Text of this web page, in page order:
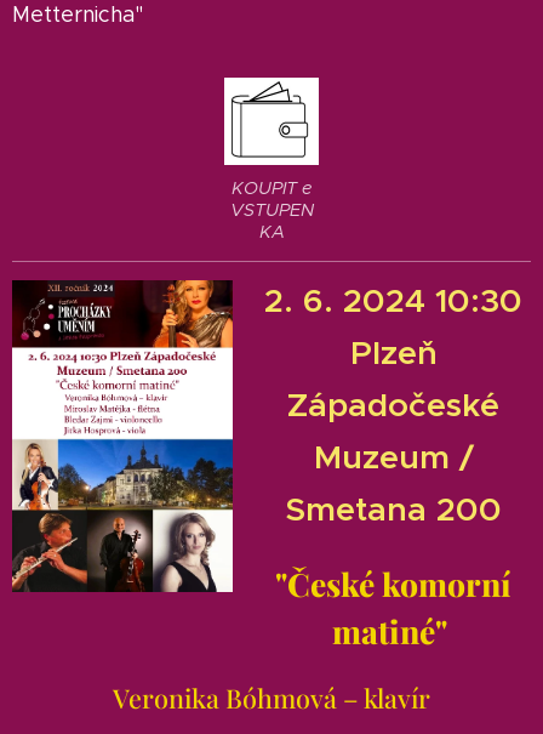
Metternicha"
KOUPIT e
VSTUPEN
KA
2. 6. 2024 10:30
Plzeň
Západočeské
Muzeum /
Smetana 200
"České komorní
matiné"
Veronika Bóhmová – klavír